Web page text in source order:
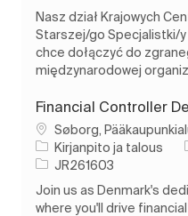
Nasz dział Krajowych
Starszej/go Specjalistki/
chce dołączyć do
międzynarodowej
Financial Controller
PaikkaSøborg,
Luokka
Kirjanpito ja talous
Työn tunnus
JR261603
Join us as Denmark's
where you'll drive